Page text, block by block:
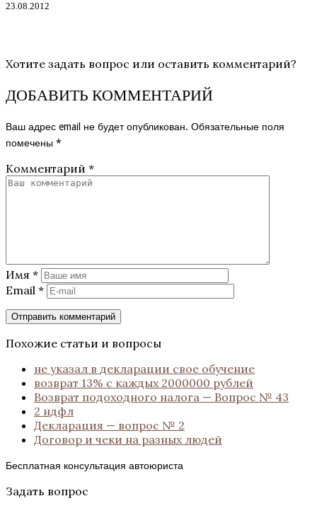
23.08.2012
Хотите задать вопрос или оставить комментарий?
ДОБАВИТЬ КОММЕНТАРИЙ
Ваш адрес email не будет опубликован. Обязательные поля
помечены *
Комментарий *
Имя *
Email *
Похожие статьи и вопросы
не указал в декларации свое обучение
возврат 13% с каждых 2000000 рублей
Возврат подоходного налога — Вопрос № 43
2 ндфл
Декларация — вопрос № 2
Договор и чеки на разных людей
Бесплатная консультация автоюриста
Задать вопрос